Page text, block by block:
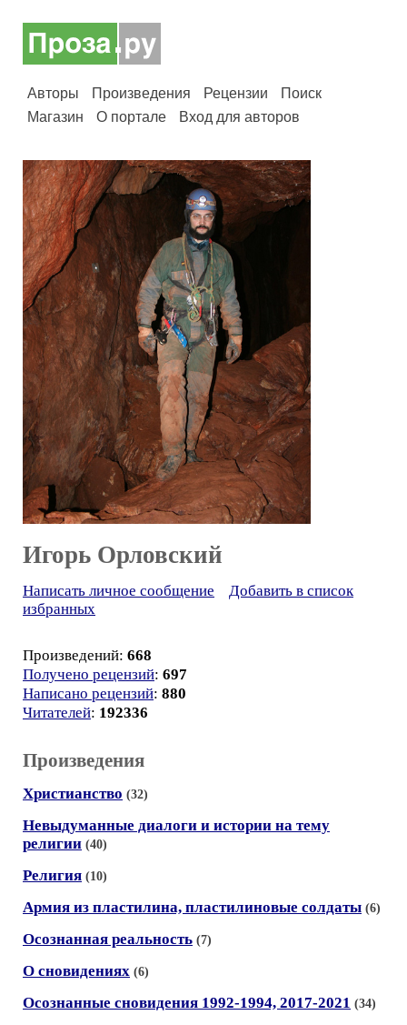
Авторы Произведения Рецензии
Поиск
Магазин
О портале Вход для авторов
Игорь Орловский
Написать личное сообщение
Добавить в список
избранных
Произведений: 668
Получено рецензий: 697
Написано рецензий: 880
Читателей: 192336
Произведения
Христианство (32)
Невыдуманные диалоги и истории на тему
религии (40)
Религия (10)
Армия из пластилина, пластилиновые солдаты (6)
Осознанная реальность (7)
О сновидениях (6)
Осознанные сновидения 1992-1994, 2017-2021 (34)